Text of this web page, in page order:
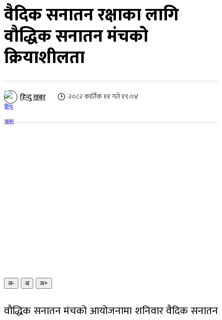
वैदिक सनातन रक्षाका लागि
वौद्धिक सनातन मंचको
क्रियाशीलता
हिन्दु खबर २०८२ कार्तिक ११ गते १९:०४
अ- अ अ+
वौद्धिक सनातन मंचको आयोजनामा शनिवार वैदिक सनातन